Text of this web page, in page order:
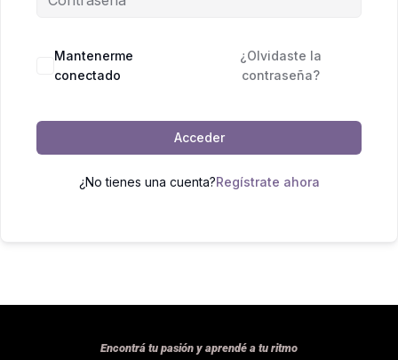
Mantenerme
conectado
¿Olvidaste la
contraseña?
Acceder
¿No tienes una cuenta?Regístrate ahora
Encontrá tu pasión y aprendé a tu ritmo